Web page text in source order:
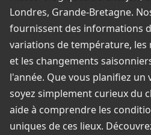
Londres, Grande-Bretagne.
fournissent des informations
variations de température,
et les changements
l'année. Que vous planifiez un
soyez simplement curieux du
aide à comprendre les
uniques de ces lieux.